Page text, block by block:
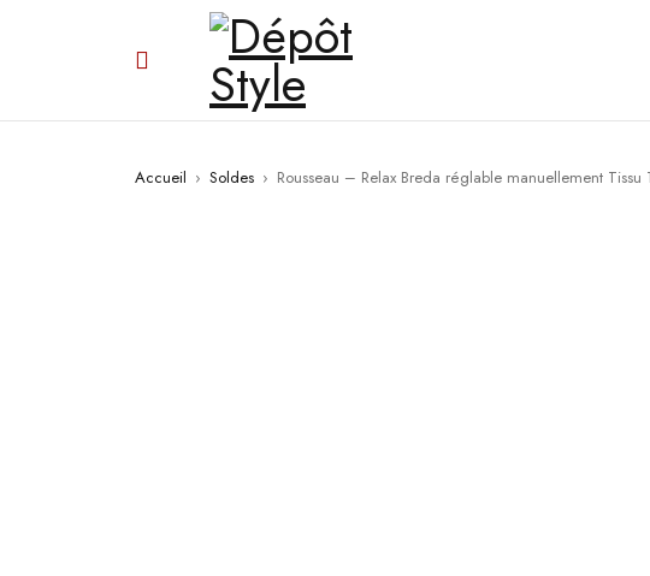
Accueil › Soldes › Rousseau – Relax Breda réglable manuellement